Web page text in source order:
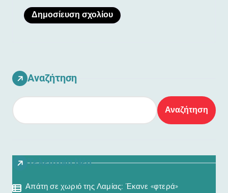
Αναζήτηση
Αναζήτηση
Τελευταία Νέα
Απάτη σε χωριό της Λαμίας: Έκανε «φτερά»